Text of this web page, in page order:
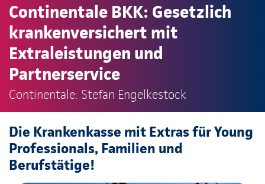
Continentale BKK: Gesetzlich
krankenversichert mit
Extraleistungen und
Partnerservice
Continentale: Stefan Engelkestock
Die Krankenkasse mit Extras für Young
Professionals, Familien und
Berufstätige!